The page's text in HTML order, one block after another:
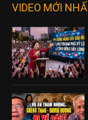
VIDEO MỚI